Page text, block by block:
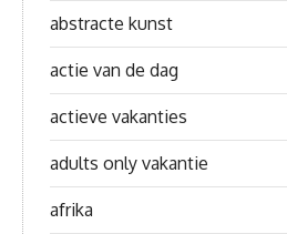
abstracte kunst
actie van de dag
actieve vakanties
adults only vakantie
afrika